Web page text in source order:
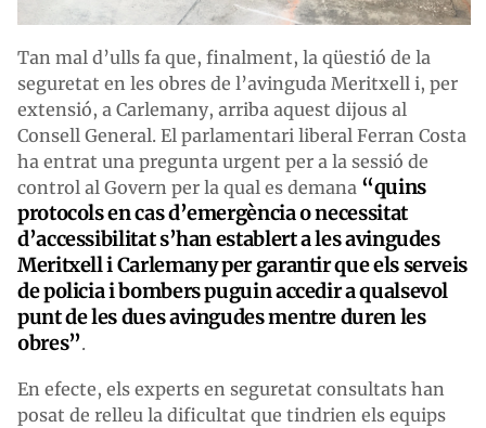
Tan mal d’ulls fa que, finalment, la qüestió de la
seguretat en les obres de l’avinguda Meritxell i, per
extensió, a Carlemany, arriba aquest dijous al
Consell General. El parlamentari liberal Ferran Costa
ha entrat una pregunta urgent per a la sessió de
control al Govern per la qual es demana “quins
protocols en cas d’emergència o necessitat
d’accessibilitat s’han establert a les avingudes
Meritxell i Carlemany per garantir que els serveis
de policia i bombers puguin accedir a qualsevol
punt de les dues avingudes mentre duren les
obres”.
En efecte, els experts en seguretat consultats han
posat de relleu la dificultat que tindrien els equips